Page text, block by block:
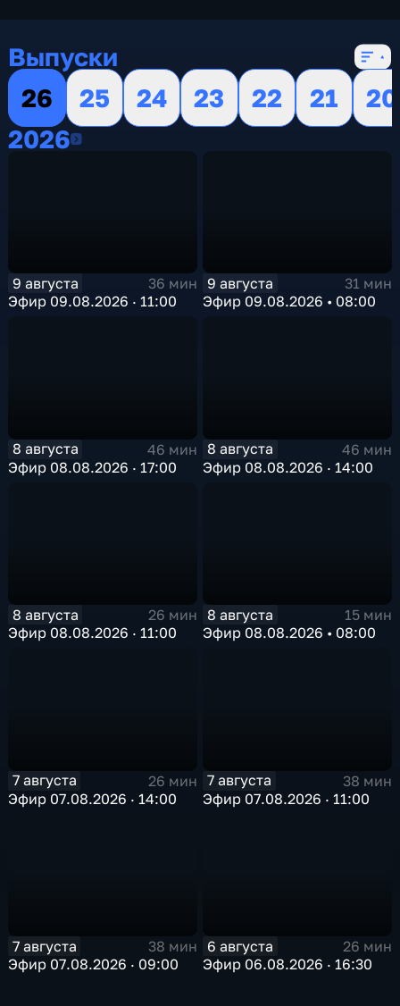
Выпуски
26
25 24 23 22 21
20
20262026
9 августа
36 мин
Эфир 09.08.2026 · 11:00
9 августа
31 мин
Эфир 09.08.2026 • 08:00
8 августа
46 мин
Эфир 08.08.2026 · 17:00
8 августа
46 мин
Эфир 08.08.2026 · 14:00
8 августа
26 мин
Эфир 08.08.2026 · 11:00
8 августа
15 мин
Эфир 08.08.2026 • 08:00
7 августа
26 мин
Эфир 07.08.2026 · 14:00
7 августа
38 мин
Эфир 07.08.2026 · 11:00
7 августа
38 мин
Эфир 07.08.2026 · 09:00
6 августа
26 мин
Эфир 06.08.2026 · 16:30